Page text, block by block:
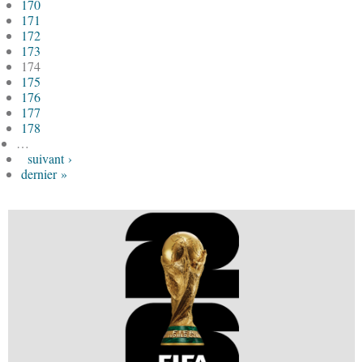
170
171
172
173
174
175
176
177
178
…
suivant ›
dernier »